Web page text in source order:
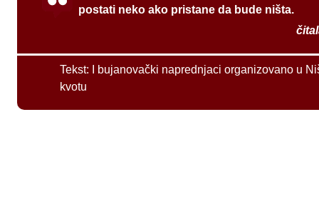
postati neko ako pristane da bude ništa.
Tekst:
I bujanovački naprednjaci organizovano u
kvotu